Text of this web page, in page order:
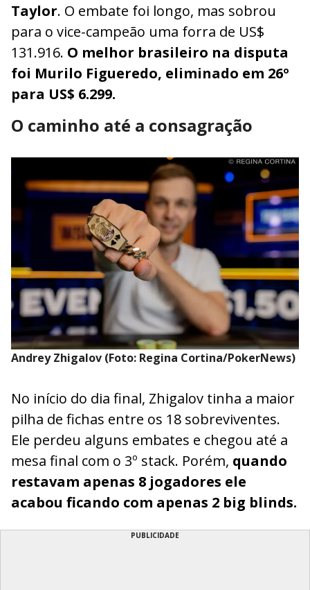
Taylor. O embate foi longo, mas sobrou
para o vice-campeão uma forra de US$
131.916. O melhor brasileiro na disputa
foi Murilo Figueredo, eliminado em 26º
para US$ 6.299.
O caminho até a consagração
Andrey Zhigalov (Foto: Regina Cortina/PokerNews)
No início do dia final, Zhigalov tinha a maior
pilha de fichas entre os 18 sobreviventes.
Ele perdeu alguns embates e chegou até a
mesa final com o 3º stack. Porém, quando
restavam apenas 8 jogadores ele
acabou ficando com apenas 2 big blinds.
PUBLICIDADE